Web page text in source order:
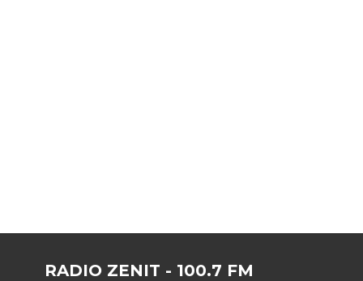
RADIO ZENIT - 100.7 FM